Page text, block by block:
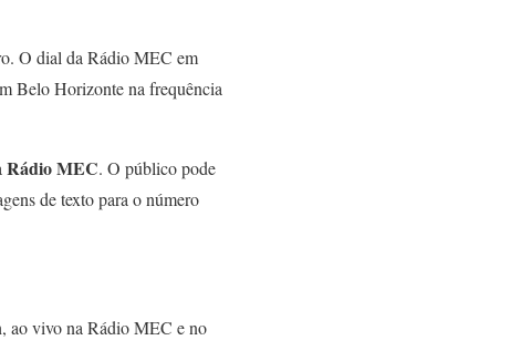
O dial da Rádio MEC em
Belo Horizonte na frequência
Rádio MEC. O público pode
de texto para o número
ao vivo na Rádio MEC e no